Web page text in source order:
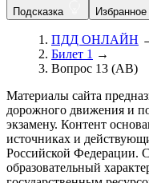
Подсказка
Избранное
ПДД ОНЛАЙН
Билет 1 →
Вопрос 13 (AB)
Материалы сайта
дорожного движения и
экзамену. Контент
источниках и
Российской Федерации.
образовательный